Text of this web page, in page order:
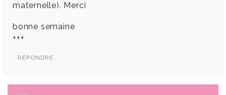
maternelle). Merci
bonne semaine
+++
RÉPONDRE